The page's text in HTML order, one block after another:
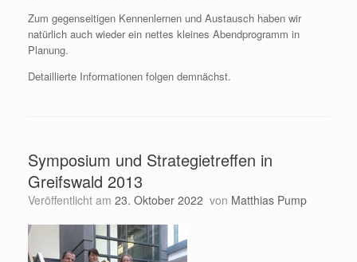
Zum gegenseitigen Kennenlernen und Austausch haben wir
natürlich auch wieder ein nettes kleines Abendprogramm in
Planung.
Detaillierte Informationen folgen demnächst.
Symposium und Strategietreffen in
Greifswald 2013
Veröffentlicht am 23. Oktober 2022 von Matthias Pump